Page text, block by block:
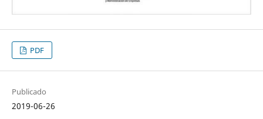
PDF
Publicado
2019-06-26